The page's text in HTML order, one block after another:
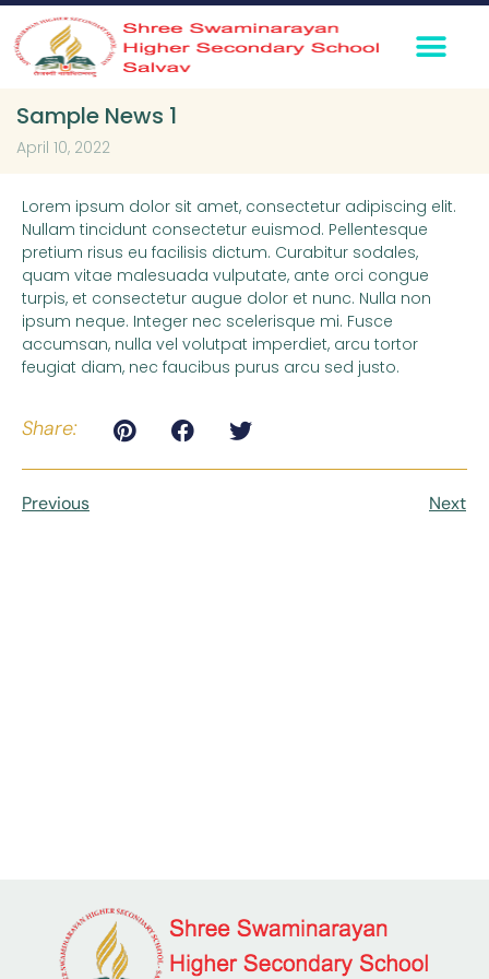
Sample News 1
April 10, 2022
Lorem ipsum dolor sit amet, consectetur adipiscing elit.
Nullam tincidunt consectetur euismod. Pellentesque
pretium risus eu facilisis dictum. Curabitur sodales,
quam vitae malesuada vulputate, ante orci congue
turpis, et consectetur augue dolor et nunc. Nulla non
ipsum neque. Integer nec scelerisque mi. Fusce
accumsan, nulla vel volutpat imperdiet, arcu tortor
feugiat diam, nec faucibus purus arcu sed justo.
Share:
Previous Next